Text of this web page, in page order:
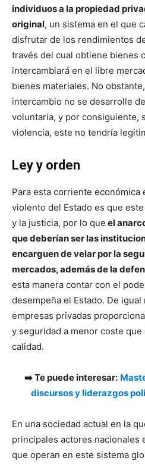
individuos a la propiedad
original, un sistema en el que
disfrutar de los rendimientos
través del cual obtiene bienes
intercambiará en el libre
bienes materiales. No
intercambio no se desarrolle
voluntaria, y por consiguiente,
violencia, este no tendría
Ley y orden
Para esta corriente económica
violento del Estado es que
y la justicia, por lo que el
que deberían ser las
encarguen de velar por la
mercados, además de la
esta manera contar con el
desempeña el Estado. De
empresas privadas
y seguridad a menor coste
calidad.
➡️ Te puede interesar:
discursos y liderazgos
En una sociedad actual en la
principales actores nacionales
que operan en este sistema